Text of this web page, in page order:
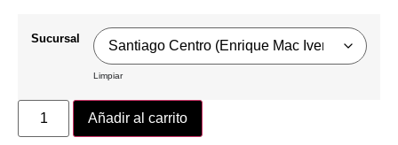
Sucursal
Limpiar
Añadir al carrito